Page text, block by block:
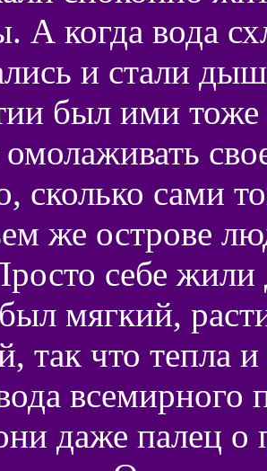
А когда вода
и стали
был ими
сколько сами
же острове
себе
мягкий,
так что тепла
всемирного
даже палец о